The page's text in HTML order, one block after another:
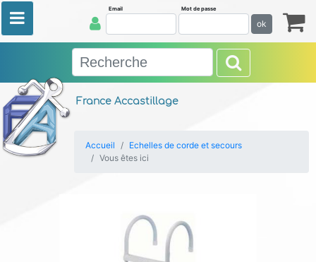
France Accastillage
Email Mot de passe
ok
Accueil
Echelles de corde et secours
Vous êtes ici